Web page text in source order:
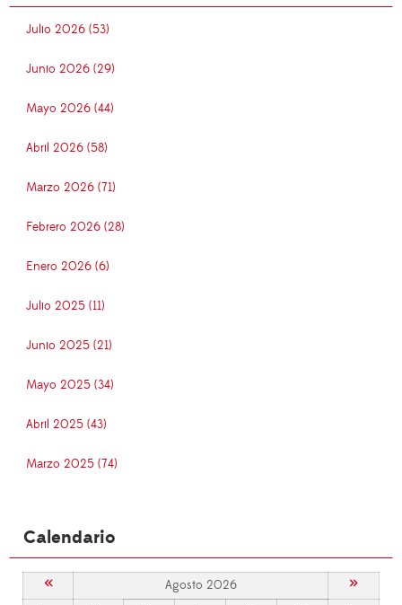
Julio 2026 (53)
Junio 2026 (29)
Mayo 2026 (44)
Abril 2026 (58)
Marzo 2026 (71)
Febrero 2026 (28)
Enero 2026 (6)
Julio 2025 (11)
Junio 2025 (21)
Mayo 2025 (34)
Abril 2025 (43)
Marzo 2025 (74)
Calendario
« Agosto 2026 »